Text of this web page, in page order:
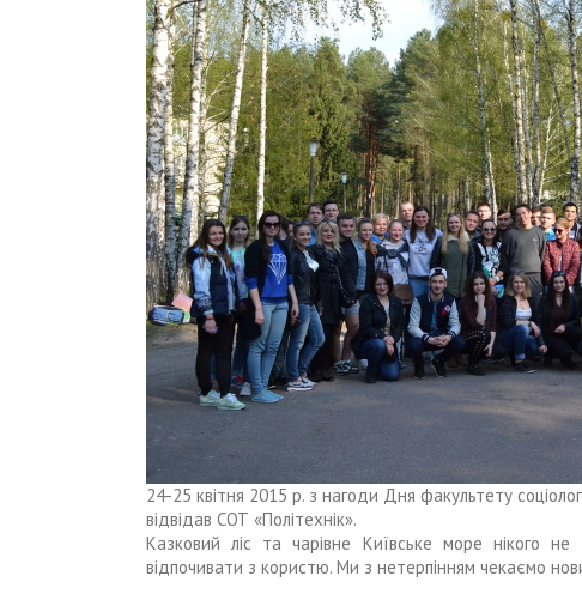
24-25 квітня 2015 р. з нагоди Дня факультету
відвідав СОТ «Політехнік».
Казковий ліс та чарівне Київське море нікого
відпочивати з користю. Ми з нетерпінням чекаємо